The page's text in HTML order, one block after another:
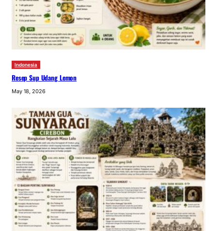
Indonesia
Resep Sup Udang Lemon
May 18, 2026